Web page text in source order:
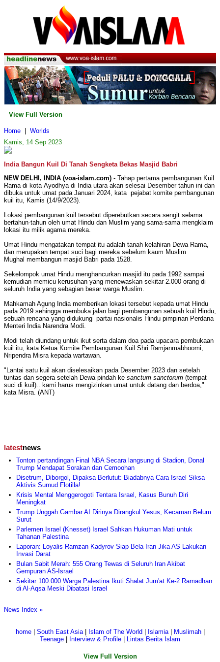
View Full Version
Home
Worlds
Kamis, 14 Sep 2023
India Bangun Kuil Di Tanah Sengketa Bekas Masjid Babri
NEW DELHI, INDIA (voa-islam.com) - Tahap pertama pembangunan Kuil
Rama di kota Ayodhya di India utara akan selesai Desember tahun ini dan
dibuka untuk umat pada Januari 2024, kata pejabat komite pembangunan
kuil itu, Kamis (14/9/2023).
Lokasi pembangunan kuil tersebut diperebutkan secara sengit selama
bertahun-tahun oleh umat Hindu dan Muslim yang sama-sama mengklaim
lokasi itu milik agama mereka.
Umat Hindu mengatakan tempat itu adalah tanah kelahiran Dewa Rama,
dan merupakan tempat suci bagi mereka sebelum kaum Muslim
Mughal membangun masjid Babri pada 1528.
Sekelompok umat Hindu menghancurkan masjid itu pada 1992 sampai
kemudian memicu kerusuhan yang menewaskan sekitar 2.000 orang di
seluruh India yang sebagian besar warga Muslim.
Mahkamah Agung India memberikan lokasi tersebut kepada umat Hindu
pada 2019 sehingga membuka jalan bagi pembangunan sebuah kuil Hindu,
sebuah rencana yang didukung partai nasionalis Hindu pimpinan Perdana
Menteri India Narendra Modi.
Modi telah diundang untuk ikut serta dalam doa pada upacara pembukaan
kuil itu, kata Ketua Komite Pembangunan Kuil Shri Ramjanmabhoomi,
Nripendra Misra kepada wartawan.
"Lantai satu kuil akan diselesaikan pada Desember 2023 dan setelah
tuntas dan segera setelah Dewa pindah ke sanctum sanctorum (tempat
suci di kuil).. kami harus mengizinkan umat untuk datang dan berdoa,"
kata Misra. (ANT)
latestnews
Tonton pertandingan Final NBA Secara langsung di Stadion, Donal
Trump Mendapat Sorakan dan Cemoohan
Disetrum, Diborgol, Dipaksa Berlutut: Biadabnya Cara Israel Siksa
Aktivis Sumud Flotilla!
Krisis Mental Menggerogoti Tentara Israel, Kasus Bunuh Diri
Meningkat
Trump Unggah Gambar AI Dirinya Dirangkul Yesus, Kecaman Belum
Surut
Parlemen Israel (Knesset) Israel Sahkan Hukuman Mati untuk
Tahanan Palestina
Laporan: Loyalis Ramzan Kadyrov Siap Bela Iran Jika AS Lakukan
Invasi Darat
Bulan Sabit Merah: 555 Orang Tewas di Seluruh Iran Akibat
Gempuran AS-Israel
Sekitar 100.000 Warga Palestina Ikuti Shalat Jum'at Ke-2 Ramadhan
di Al-Aqsa Meski Dibatasi Israel
News Index »
home| South East Asia| Islam of The World Islamia| Muslimah|
Teenage
Interview & Profile Lintas Berita Islam
View Full Version